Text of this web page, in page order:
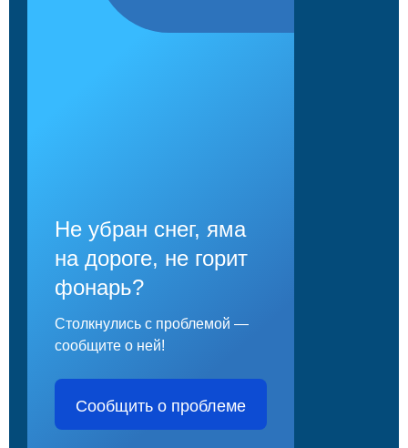
Не убран снег, яма
на дороге, не горит
фонарь?
Столкнулись с проблемой —
сообщите о ней!
Сообщить о проблеме